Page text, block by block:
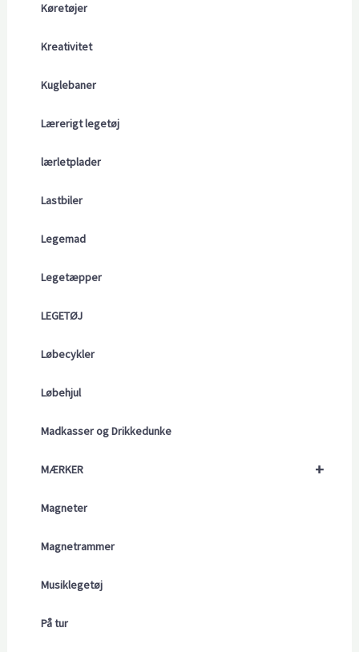
Køretøjer
Kreativitet
Kuglebaner
Lærerigt legetøj
lærletplader
Lastbiler
Legemad
Legetæpper
LEGETØJ
Løbecykler
Løbehjul
Madkasser og Drikkedunke
+
MÆRKER
Magneter
Magnetrammer
Musiklegetøj
På tur